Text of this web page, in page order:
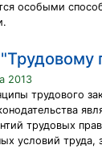
особыми
2013
трудового
трудовых
условий труда,